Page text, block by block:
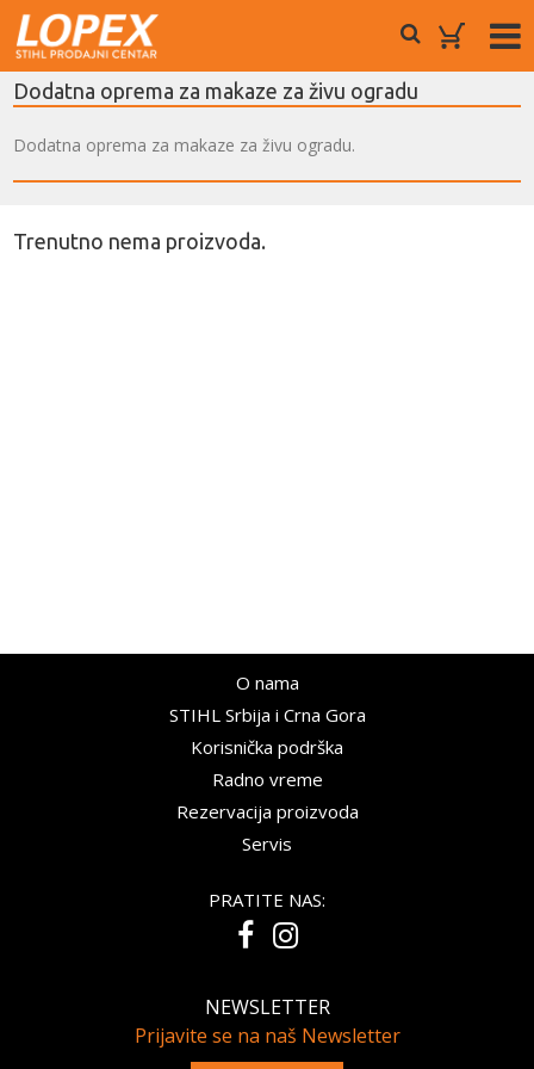
Dodatna oprema za makaze za živu ogradu
Dodatna oprema za makaze za živu ogradu.
Trenutno nema proizvoda.
O nama
STIHL Srbija i Crna Gora
Korisnička podrška
Radno vreme
Rezervacija proizvoda
Servis
PRATITE NAS:
NEWSLETTER
Prijavite se na naš Newsletter